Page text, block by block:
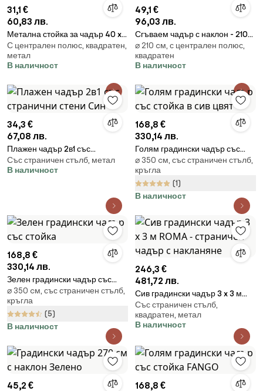
31,1 €
60,83 лв.
Метална стойка за чадър 40 x
40 cm
С централен полюс, квадратен,
метал
В наличност
49,1 €
96,03 лв.
Сгъваем чадър с наклон - 210
см Бежово
⌀ 210 cм, с централен полюс,
квадратен
В наличност
34,3 €
67,08 лв.
Плажен чадър 2в1 със
странични стени Син
Със страничен стълб, метал
В наличност
168,8 €
330,14 лв.
Голям градински чадър със
стойка в сив цвят
⌀ 350 cм, със страничен стълб,
кръгла
(1)
В наличност
168,8 €
330,14 лв.
Зелен градински чадър със
стойка
⌀ 350 cм, със страничен стълб,
кръгла
(5)
В наличност
246,3 €
481,72 лв.
Сив градински чадър 3 x 3 м
ROMA - страничен чадър с
накланяне
Със страничен стълб,
квадратен, метал
В наличност
45,2 €
168,8 €